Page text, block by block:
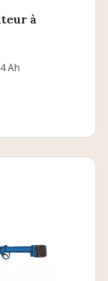
à
Ah